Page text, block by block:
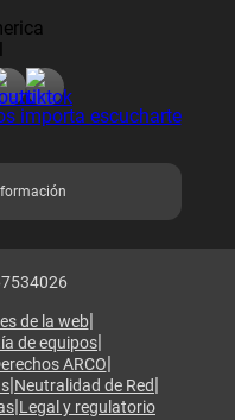
de la web|
de equipos|
ARCO|
|Neutralidad de Red|
|Legal y regulatorio